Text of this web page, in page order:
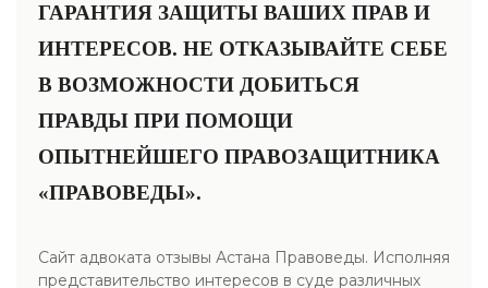
ГАРАНТИЯ ЗАЩИТЫ ВАШИХ ПРАВ И
ИНТЕРЕСОВ. НЕ ОТКАЗЫВАЙТЕ СЕБЕ
В ВОЗМОЖНОСТИ ДОБИТЬСЯ
ПРАВДЫ ПРИ ПОМОЩИ
ОПЫТНЕЙШЕГО ПРАВОЗАЩИТНИКА
«ПРАВОВЕДЫ».
Сайт адвоката отзывы Астана Правоведы. Исполняя
представительство интересов в суде различных